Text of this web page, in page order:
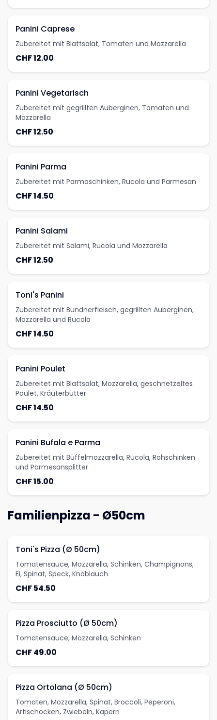
Panini Caprese
Zubereitet mit Blattsalat, Tomaten und Mozzarella
CHF 12.00
Panini Vegetarisch
Zubereitet mit gegrillten Auberginen, Tomaten und
Mozzarella
CHF 12.50
Panini Parma
Zubereitet mit Parmaschinken, Rucola und Parmesan
CHF 14.50
Panini Salami
Zubereitet mit Salami, Rucola und Mozzarella
CHF 12.50
Toni's Panini
Zubereitet mit Bündnerfleisch, gegrillten Auberginen,
Mozzarella und Rucola
CHF 14.50
Panini Poulet
Zubereitet mit Blattsalat, Mozzarella, geschnetzeltes
Poulet, Kräuterbutter
CHF 14.50
Panini Bufala e Parma
Zubereitet mit Büffelmozzarella, Rucola, Rohschinken
und Parmesansplitter
CHF 15.00
Familienpizza - Ø50cm
Toni's Pizza (Ø 50cm)
Tomatensauce, Mozzarella, Schinken, Champignons,
Ei, Spinat, Speck, Knoblauch
CHF 54.50
Pizza Prosciutto (Ø 50cm)
Tomatensauce, Mozzarella, Schinken
CHF 49.00
Pizza Ortolana (Ø 50cm)
Tomaten, Mozzarella, Spinat, Broccoli, Peperoni,
Artischocken, Zwiebeln, Kapern